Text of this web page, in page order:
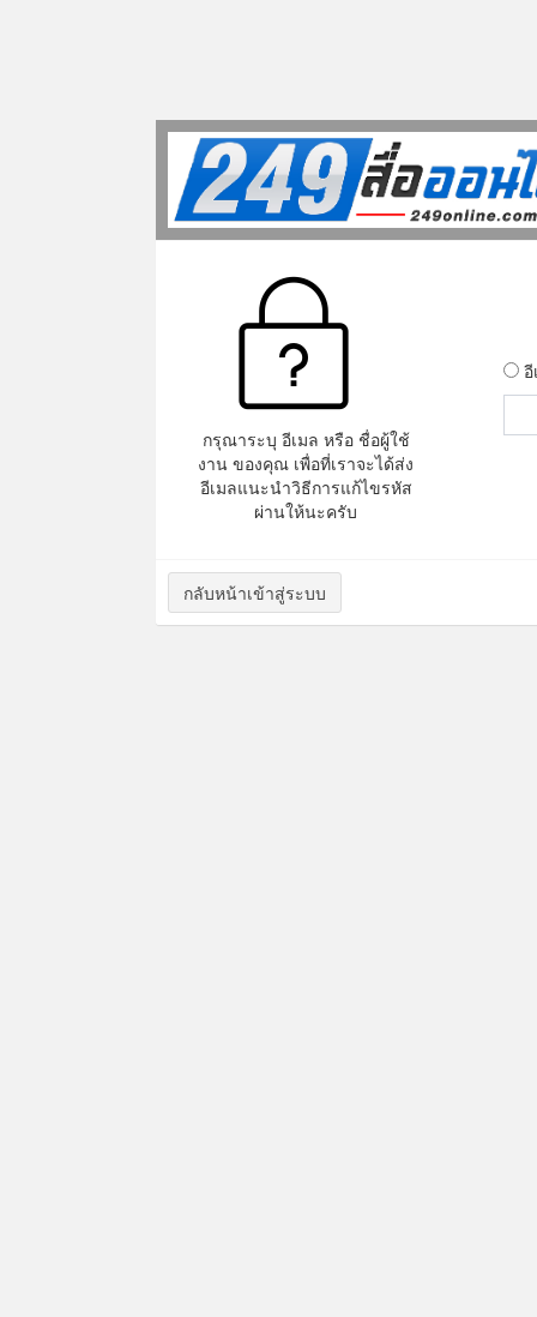
กรุณาระบุ อีเมล หรือ ชื่อผู้ใช้
งาน ของคุณ เพื่อที่เราจะได้ส่ง
อีเมลแนะนำวิธีการแก้ไขรหัส
ผ่านให้นะครับ
กลับหน้าเข้าสู่ระบบ